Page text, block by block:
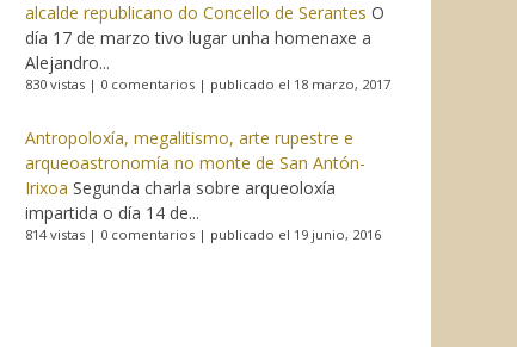
alcalde republicano do Concello de Serantes O
día 17 de marzo tivo lugar unha homenaxe a
Alejandro...
830 vistas | 0 comentarios | publicado el 18 marzo, 2017
Antropoloxía, megalitismo, arte rupestre e
arqueoastronomía no monte de San Antón-
Irixoa Segunda charla sobre arqueoloxía
impartida o día 14 de...
814 vistas | 0 comentarios | publicado el 19 junio, 2016